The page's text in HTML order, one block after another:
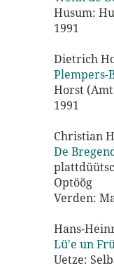
Husum:
1991
Dietrich
Plempers-
Horst
1991
Christian
De
Optöög
Verden:
Hans-
Lü'e un
Uetze: